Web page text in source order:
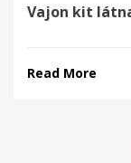
Vajon kit
Read More